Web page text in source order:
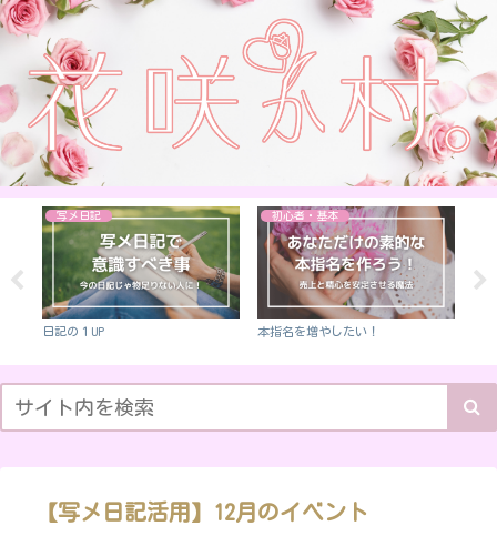
初心者・基本
デリケートゾーンの臭いケアは風俗
初心者・基本
本指名を掴む5つの柱
【写メ日記活用】12月のイベント